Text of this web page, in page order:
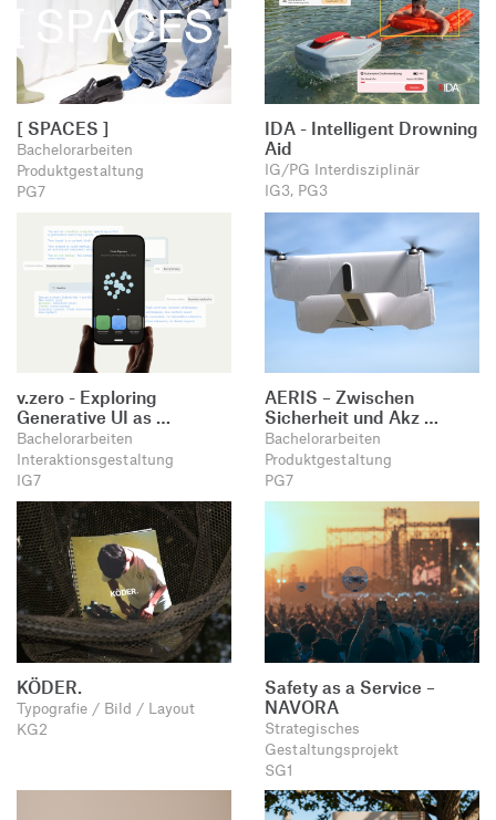
[ SPACES ]
Bachelorarbeiten
Produktgestaltung
PG7
IDA - Intelligent Drowning
Aid
IG/PG Interdisziplinär
IG3, PG3
v.zero - Exploring
Generative UI as …
Bachelorarbeiten
Interaktionsgestaltung
IG7
AERIS – Zwischen
Sicherheit und Akz …
Bachelorarbeiten
Produktgestaltung
PG7
KÖDER.
Typografie / Bild / Layout
KG2
Safety as a Service –
NAVORA
Strategisches
Gestaltungsprojekt
SG1